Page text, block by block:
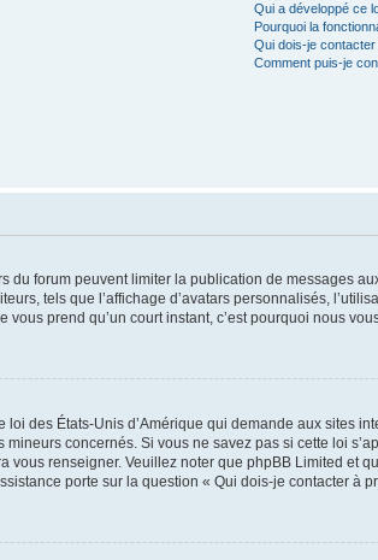
Qui a développé ce
Pourquoi la
Qui dois-je contacter
Comment puis-je
du forum peuvent limiter la publication de messages
tels que l’affichage d’avatars personnalisés,
vous prend qu’un court instant, c’est pourquoi nous
loi des États-Unis d’Amérique qui demande aux sites
concernés. Si vous ne savez pas si cette loi
renseigner. Veuillez noter que phpBB Limited et
porte sur la question « Qui dois-je contacter à